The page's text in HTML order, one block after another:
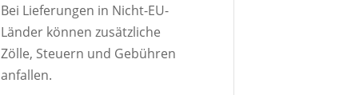
Bei Lieferungen in Nicht-EU-
Länder können zusätzliche
Zölle, Steuern und Gebühren
anfallen.